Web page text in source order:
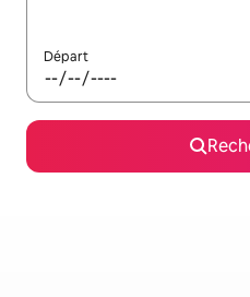
Départ